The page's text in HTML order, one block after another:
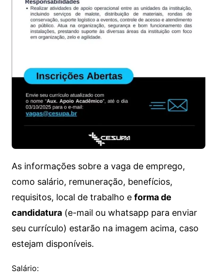
As informações sobre a vaga de emprego,
como salário, remuneração, benefícios,
requisitos, local de trabalho e forma de
candidatura(e-mail ou whatsapp para enviar
seu currículo) estarão na imagem acima, caso
estejam disponíveis.
Salário: